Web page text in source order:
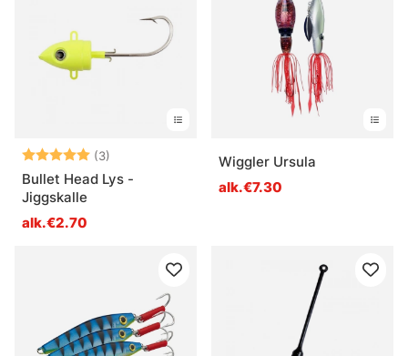
Arvio: (3)
5.0 5:sta tähdestä
Bullet Head Lys -
Jiggskalle
alk.€2.70
Wiggler Ursula
alk.€7.30